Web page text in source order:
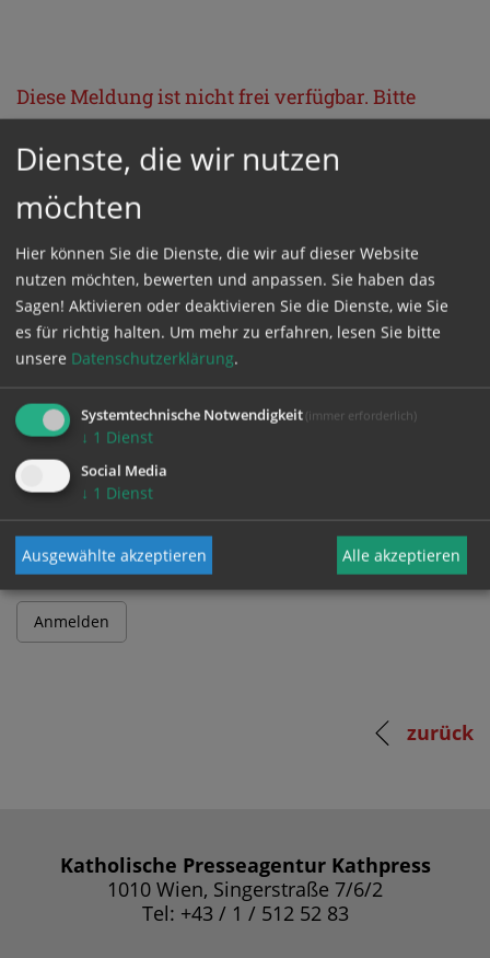
Diese Meldung ist nicht frei verfügbar. Bitte
ProduktKathpress_online.
Bitte melden Sie sich mit Ihrem Benutzernamen
und Passwort an.
Benutzername
Passwort
zurück
Katholische Presseagentur Kathpress
1010 Wien, Singerstraße 7/6/2
Tel: +43 / 1 / 512 52 83
Dienste, die wir nutzen
möchten
Hier können Sie die Dienste, die wir auf dieser Website
nutzen möchten, bewerten und anpassen. Sie haben das
Sagen! Aktivieren oder deaktivieren Sie die Dienste, wie Sie
es für richtig halten. Um mehr zu erfahren, lesen Sie bitte
unsere Datenschutzerklärung.
Systemtechnische Notwendigkeit (immer erforderlich)
↓ 1 Dienst
Social Media
↓ 1 Dienst
Ausgewählte akzeptieren Alle akzeptieren